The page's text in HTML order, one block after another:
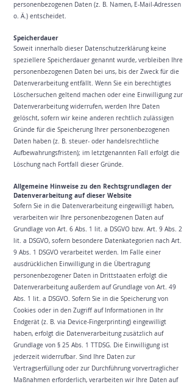
personenbezogenen Daten (z. B. Namen, E-Mail-Adressen
o. Ä.) entscheidet.
Speicherdauer
Soweit innerhalb dieser Datenschutzerklärung keine
speziellere Speicherdauer genannt wurde, verbleiben Ihre
personenbezogenen Daten bei uns, bis der Zweck für die
Datenverarbeitung entfällt. Wenn Sie ein berechtigtes
Löschersuchen geltend machen oder eine Einwilligung zur
Datenverarbeitung widerrufen, werden Ihre Daten
gelöscht, sofern wir keine anderen rechtlich zulässigen
Gründe für die Speicherung Ihrer personenbezogenen
Daten haben (z. B. steuer- oder handelsrechtliche
Aufbewahrungsfristen); im letztgenannten Fall erfolgt die
Löschung nach Fortfall dieser Gründe.
Allgemeine Hinweise zu den Rechtsgrundlagen der
Datenverarbeitung auf dieser Website
Sofern Sie in die Datenverarbeitung eingewilligt haben,
verarbeiten wir Ihre personenbezogenen Daten auf
Grundlage von Art. 6 Abs. 1 lit. a DSGVO bzw. Art. 9 Abs. 2
lit. a DSGVO, sofern besondere Datenkategorien nach Art.
9 Abs. 1 DSGVO verarbeitet werden. Im Falle einer
ausdrücklichen Einwilligung in die Übertragung
personenbezogener Daten in Drittstaaten erfolgt die
Datenverarbeitung außerdem auf Grundlage von Art. 49
Abs. 1 lit. a DSGVO. Sofern Sie in die Speicherung von
Cookies oder in den Zugriff auf Informationen in Ihr
Endgerät (z. B. via Device-Fingerprinting) eingewilligt
haben, erfolgt die Datenverarbeitung zusätzlich auf
Grundlage von § 25 Abs. 1 TTDSG. Die Einwilligung ist
jederzeit widerrufbar. Sind Ihre Daten zur
Vertragserfüllung oder zur Durchführung vorvertraglicher
Maßnahmen erforderlich, verarbeiten wir Ihre Daten auf